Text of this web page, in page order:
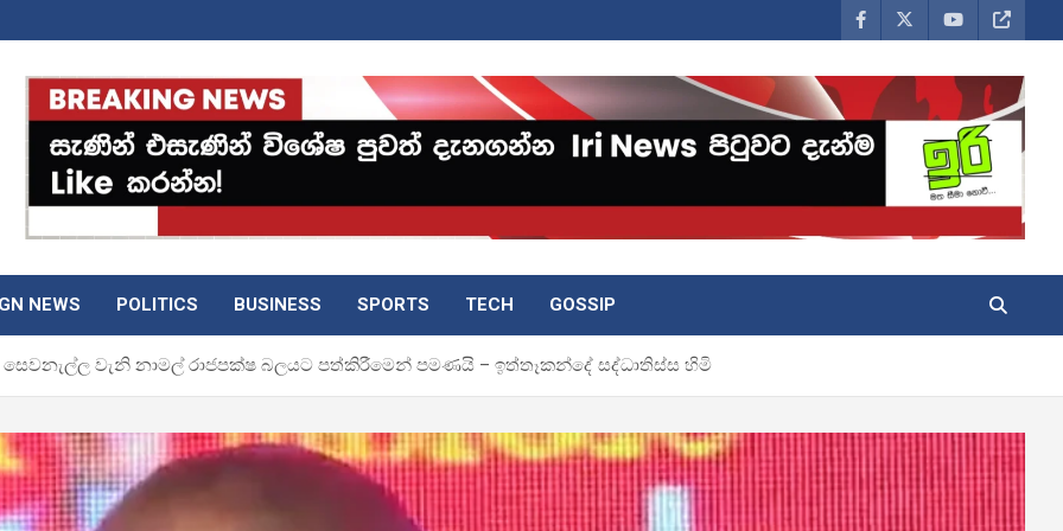
NEWS POLITICS BUSINESS SPORTS TECH GOSSIP
වැනි නාමල් රාජපක්ෂ බලයට පත්කිරීමෙන් පමණයි – ඉත්තෑකන්දේ සද්ධාතිස්ස හිමි